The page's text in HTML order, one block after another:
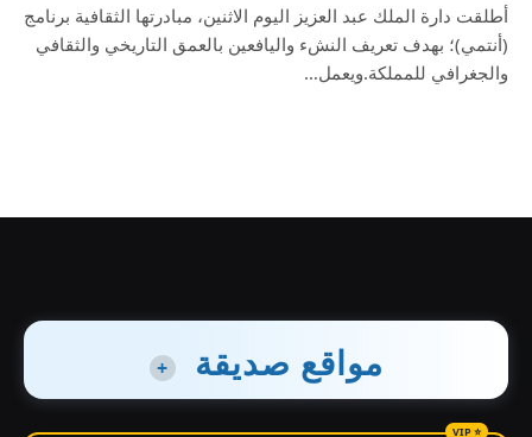
أطلقت دارة الملك عبد العزيز اليوم الاثنين، مبادرتها الثقافية برنامج
(أنتمي)؛ بهدف تعريف النشء واليافعين بالعمق التاريخي والثقافي
والجغرافي للمملكة.ويعمل…
مواقع صديقة +